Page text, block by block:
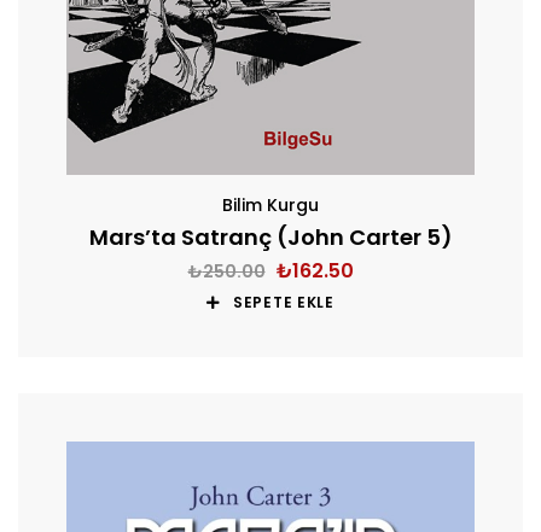
Bilim Kurgu
Mars’ta Satranç (John Carter 5)
₺250.00 ₺162.50
SEPETE EKLE